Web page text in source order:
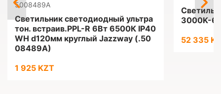
5008489A
Светильник светодиодный ультра
тон. встраив.PPL-R 6Вт 6500К IP40
WH d120мм круглый Jazzway (.50
08489A)
1 925 KZT
3000K-
52 335